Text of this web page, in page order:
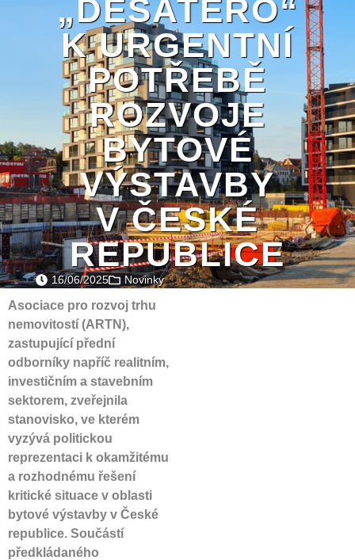
„DESATERO“
K URGENTNÍ
POTŘEBĚ
ROZVOJE
BYTOVÉ
VÝSTAVBY
V ČESKÉ
REPUBLICE
16/06/2025 Novinky
Asociace pro rozvoj trhu
nemovitostí (ARTN),
zastupující přední
odborníky napříč realitním,
investičním a stavebním
sektorem, zveřejnila
stanovisko, ve kterém
vyzývá politickou
reprezentaci k okamžitému
a rozhodnému řešení
kritické situace v oblasti
bytové výstavby v České
republice. Součástí
předkládaného